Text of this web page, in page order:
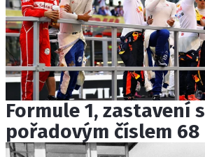
Formule 1, zastavení s
pořadovým číslem 68